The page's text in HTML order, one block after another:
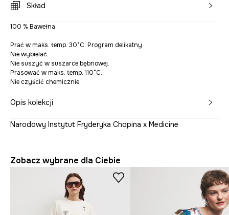
Skład
100 % Bawełna
Prać w maks. temp. 30°C. Program delikatny.
Nie wybielać.
Nie suszyć w suszarce bębnowej.
Prasować w maks. temp. 110°C.
Nie czyścić chemicznie.
Opis kolekcji
Narodowy Instytut Fryderyka Chopina x Medicine
Zobacz wybrane dla Ciebie